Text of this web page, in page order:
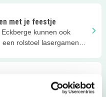
met je feestje
Eckberge kunnen ook
een rolstoel lasergamen
Eckberge is ook voor